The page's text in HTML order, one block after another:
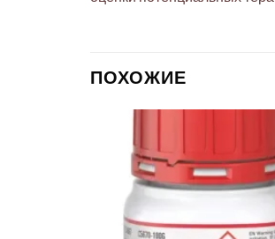
ПОХОЖИЕ